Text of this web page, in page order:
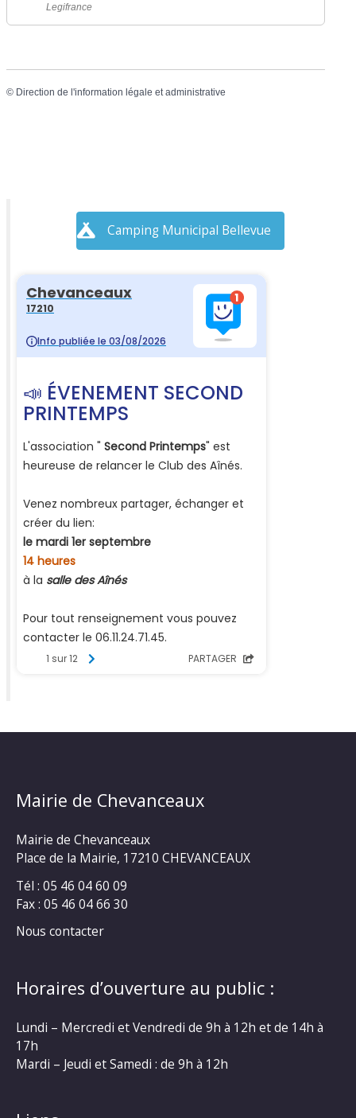
Legifrance
© Direction de l'information légale et administrative
Camping Municipal Bellevue
Mairie de Chevanceaux
Mairie de Chevanceaux
Place de la Mairie, 17210 CHEVANCEAUX
Tél : 05 46 04 60 09
Fax : 05 46 04 66 30
Nous contacter
Horaires d’ouverture au public :
Lundi – Mercredi et Vendredi de 9h à 12h et de 14h à
17h
Mardi – Jeudi et Samedi : de 9h à 12h